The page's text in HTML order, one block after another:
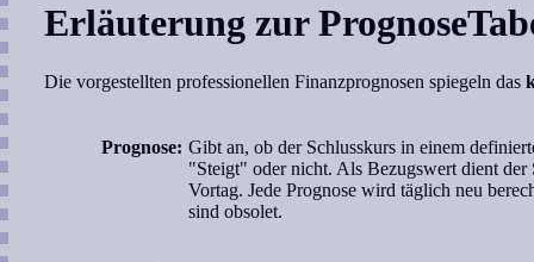
Erläuterung zur
Die vorgestellten professionellen Finanzprognosen spiegeln das
Prognose: Gibt an, ob der Schlusskurs in einem
"Steigt" oder nicht. Als Bezugswert dient der
Vortag. Jede Prognose wird täglich neu
sind obsolet.